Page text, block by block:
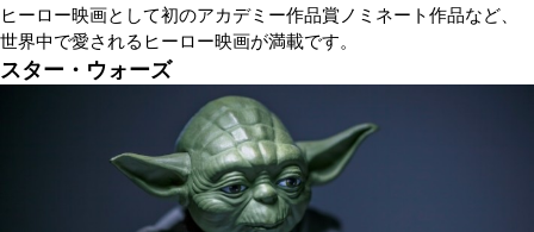
ヒーロー映画として初のアカデミー作品賞ノミネート作品など、
世界中で愛されるヒーロー映画が満載です。
スター・ウォーズ